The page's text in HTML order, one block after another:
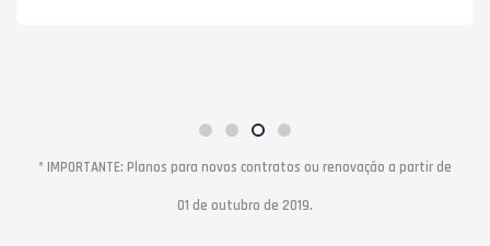
* IMPORTANTE: Planos para novos contratos ou renovação a partir de
01 de outubro de 2019.